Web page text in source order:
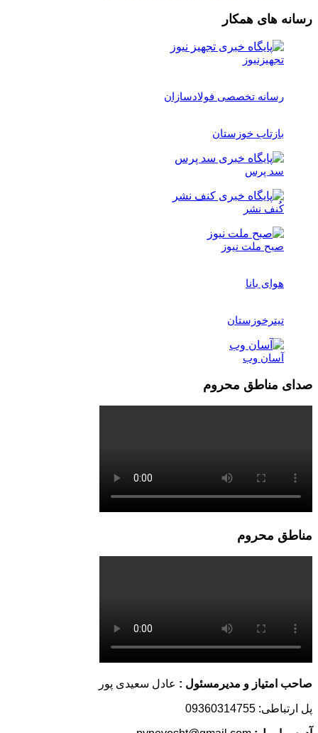
رسانه های همکار
تجهیزنیوز
رسانه تخصصی فولادسازان
بازتاب خوزستان
سد پرس
کُنف نشر
صبح ملت نیوز
هوای بانا
تیترخوزستان
آسان وب
صدای مناطق محروم
مناطق محروم
صاحب امتیاز و مدیرمسئول : عادل سعیدی پور
پل ارتباطی: 09360314755